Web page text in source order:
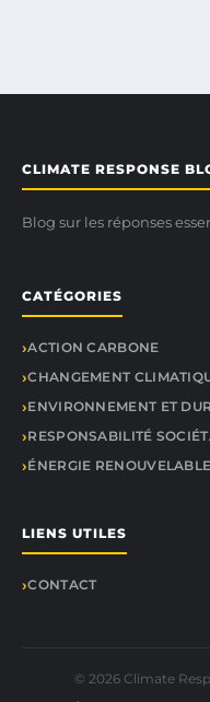
CLIMATE RESPONSE
Blog sur les réponses
CATÉGORIES
ACTION CARBONE
CHANGEMENT
ENVIRONNEMENT ET
RESPONSABILITÉ
ÉNERGIE RENOUVELABLE
LIENS UTILES
CONTACT
© 2026 Climate